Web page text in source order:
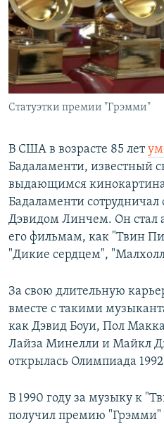
РАСПИСАНИЕ ВЕЩАНИЯ
ПОДПИШИТЕСЬ НА
СОЦИАЛЬНЫЕ СЕТИ
Все сайты РСЕ/РС
Статуэтки премии "Грэмми"
В США в возрасте 85 лет
Бадаламенти, известный
выдающимся
Бадаламенти
Дэвидом Линчем. Он стал
его фильмам, как "Твин
"Дикие сердцем",
За свою длительную
вместе с такими
как Дэвид Боуи, Пол
Лайза Минелли и Майкл
открылась Олимпиада
В 1990 году за музыку к
получил премию